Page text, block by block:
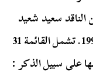
سعيد شعيد
في مقال نشر في مجلة العربي\ 8 نوفمبر 1993. تشمل القائمة 31
على سبيل الذكر :